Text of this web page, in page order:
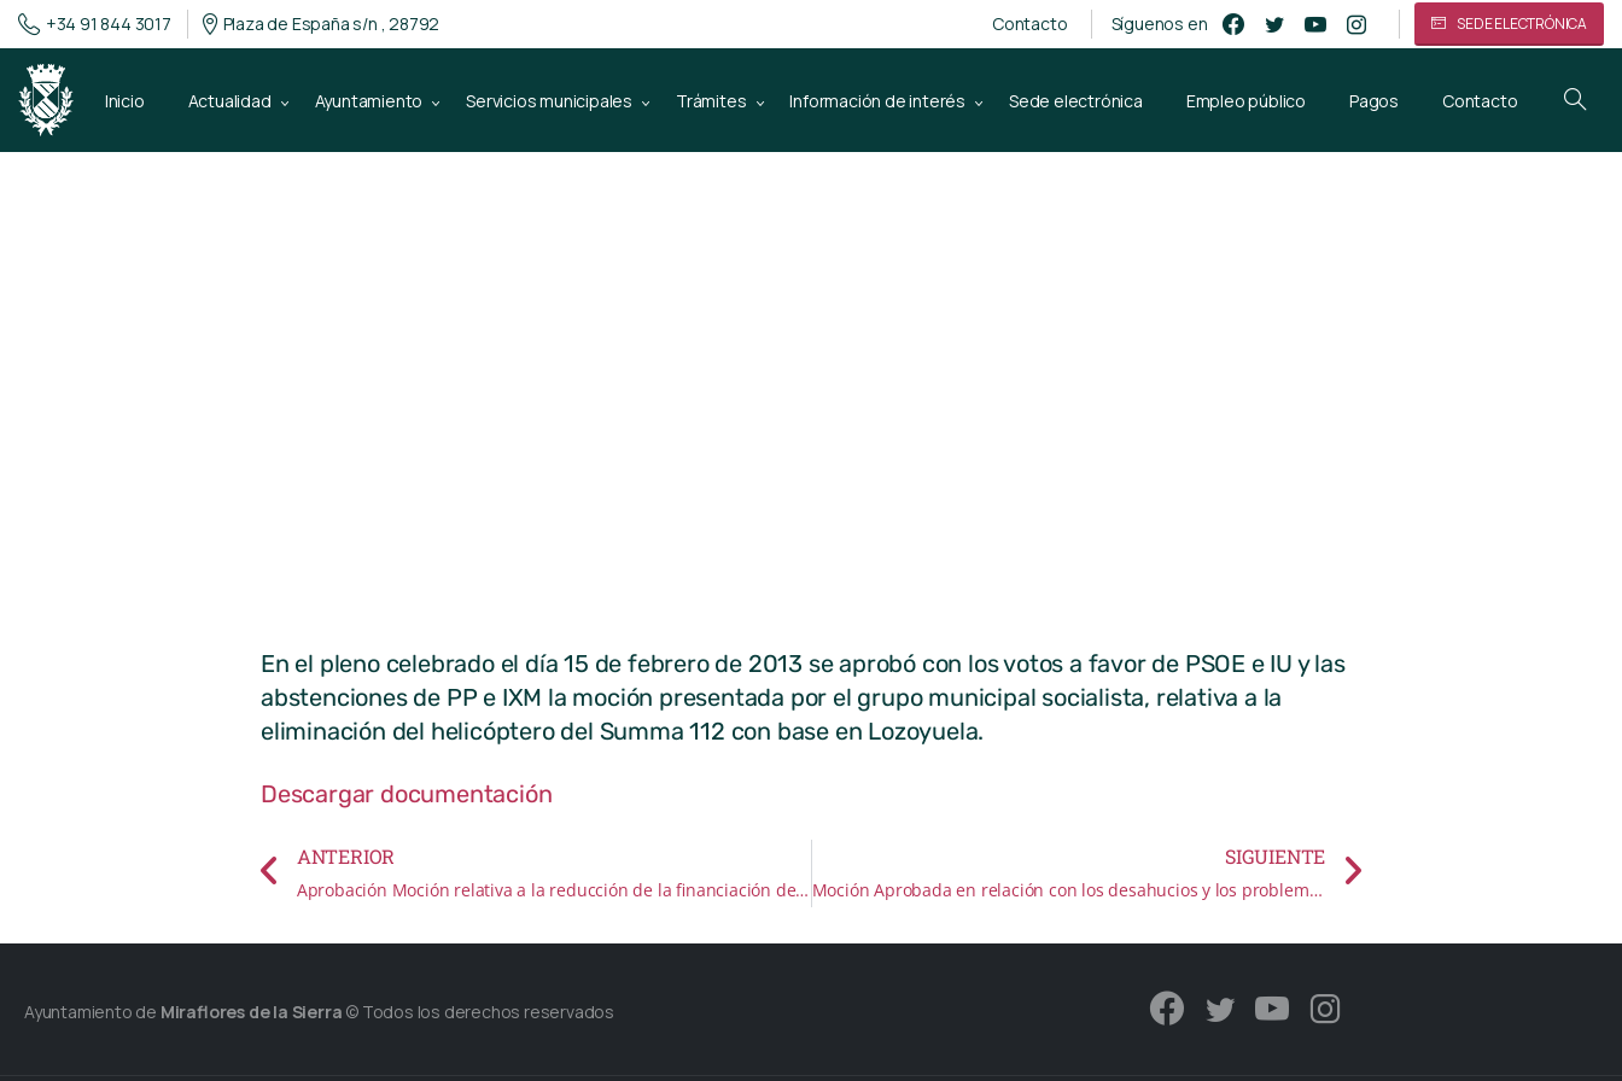
+34 91 844 3017 Plaza de España s/n , 28792 Contacto Síguenos en SEDE ELECTRÓNICA
Inicio Actualidad Ayuntamiento Servicios municipales Trámites Información de interés Sede electrónica Empleo público Pagos Contacto
En el pleno celebrado el día 15 de febrero de 2013 se aprobó con los votos a favor de PSOE e IU y las
abstenciones de PP e IXM la moción presentada por el grupo municipal socialista, relativa a la
eliminación del helicóptero del Summa 112 con base en Lozoyuela.
Descargar documentación
ANTERIOR
Aprobación Moción relativa a la reducción de la financiación de la BESCAM por parte de la Comunidad de Madrid
SIGUIENTE
Moción Aprobada en relación con los desahucios y los problemas sociales que están provocando
Ayuntamiento de Miraflores de la Sierra © Todos los derechos reservados